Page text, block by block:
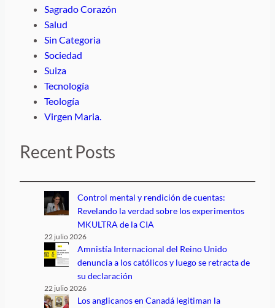
Sagrado Corazón
Salud
Sin Categoria
Sociedad
Suiza
Tecnología
Teología
Virgen Maria.
Recent Posts
Control mental y rendición de cuentas:
Revelando la verdad sobre los experimentos
MKULTRA de la CIA
22 julio 2026
Amnistía Internacional del Reino Unido
denuncia a los católicos y luego se retracta de
su declaración
22 julio 2026
Los anglicanos en Canadá legitiman la